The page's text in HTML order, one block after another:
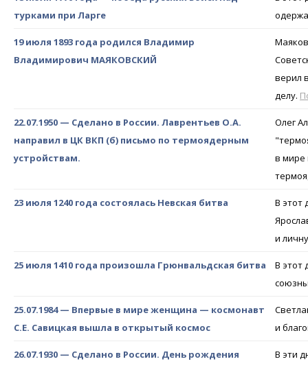
турками при Ларге
19 июля 1893 года родился Владимир
Владимирович МАЯКОВСКИЙ
верил
делу.
22.07.1950 — Сделано в России. Лаврентьев О.А.
направил в ЦК ВКП (б) письмо по термоядерным
устройствам.
Олег
в мире
23 июля 1240 года состоялась Невская битва
В этот
и
25 июля 1410 года произошла Грюнвальдская битва
В этот
25.07.1984 — Впервые в мире женщина — космонавт
С.Е. Савицкая вышла в открытый космос
и
26.07.1930 — Сделано в России. День рождения
В эти